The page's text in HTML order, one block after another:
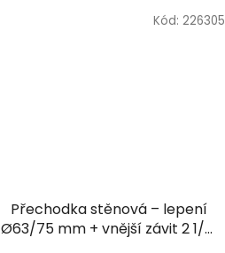
Přechodka stěnová – lepení
Ø63/75 mm + vnější závit 2 1/2"
Kód: 226305